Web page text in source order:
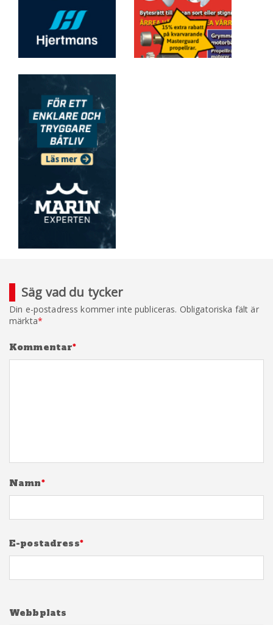
Säg vad du tycker
Din e-postadress kommer inte publiceras. Obligatoriska fält är
märkta*
Kommentar*
Namn*
E-postadress*
Webbplats